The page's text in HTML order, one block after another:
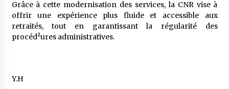
Grâce à cette modernisation des services, la CNR vise à
offrir une expérience plus fluide et accessible aux
retraités, tout en garantissant la régularité des
procéd²ures administratives.
Y.H